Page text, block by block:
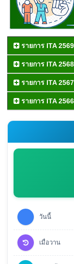
รายการ ITA 2569
รายการ ITA 2568
รายการ ITA 2567
รายการ ITA 2566
วันนี้
เมื่อวาน